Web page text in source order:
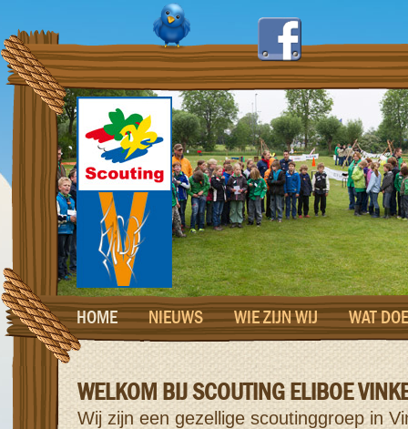
HOME NIEUWS WIE ZIJN WIJ WAT
WELKOM BIJ SCOUTING ELIBOE
Wij zijn een gezellige scoutinggroep in